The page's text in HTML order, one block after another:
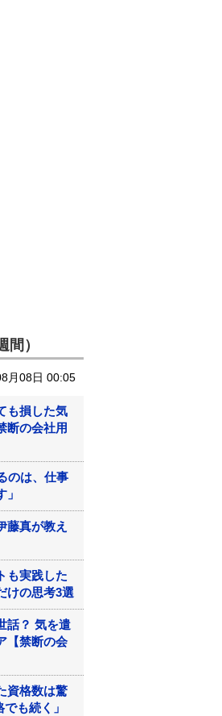
）
月08日 00:05
も損した気
の会社用
のは、仕事
藤真が教え
も実践した
けの思考3選
話？ 気を遣
【禁断の会
資格数は驚
も続く」